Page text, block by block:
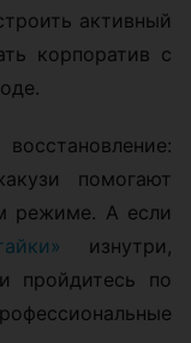
активный
корпоратив с
помогают
режиме. А если
изнутри,
пройдитесь по